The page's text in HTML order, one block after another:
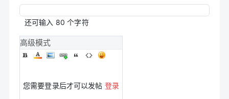
还可输入 80 个字符
高级模式
您需要登录后才可以发帖 登录